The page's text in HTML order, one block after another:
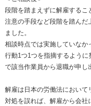
段階を踏まえずに解雇するこ
注意の手段など段階を踏んだ
ました。
相談時点では実施していなか
行動1つ1つを指摘するよう
で該当作業員から退職が申し
解雇は日本の労働法において
対処を誤れば、解雇から会社